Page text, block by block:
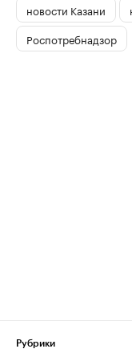
новости Казани
Роспотребнадзор
Рубрики